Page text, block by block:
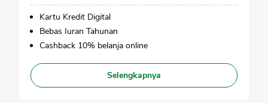
Kartu Kredit Digital
Bebas Iuran Tahunan
Cashback 10% belanja online
Selengkapnya